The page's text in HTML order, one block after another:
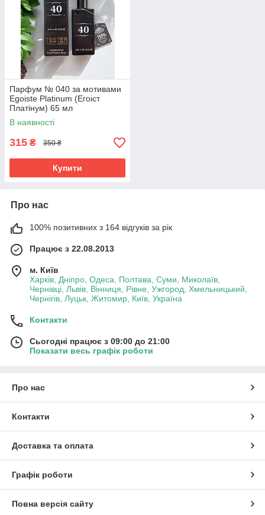
Парфум № 040 за мотивами
Egoiste Platinum (Егоіст
Платінум) 65 мл
В наявності
315 ₴ 350 ₴
Купити
Про нас
100% позитивних з 164 відгуків за рік
Працює з 22.08.2013
м. Київ
Харків, Дніпро, Одеса, Полтава, Суми, Миколаїв,
Чернівці, Львів, Вінниця, Рівне, Ужгород, Хмельницький,
Чернігів, Луцьк, Житомир, Київ, Україна
Контакти
Сьогодні працює з 09:00 до 21:00
Показати весь графік роботи
Про нас
Контакти
Доставка та оплата
Графік роботи
Повна версія сайту